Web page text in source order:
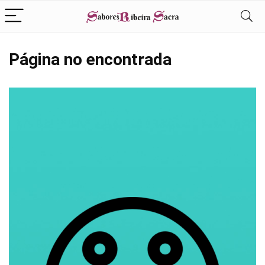
Página no encontrada